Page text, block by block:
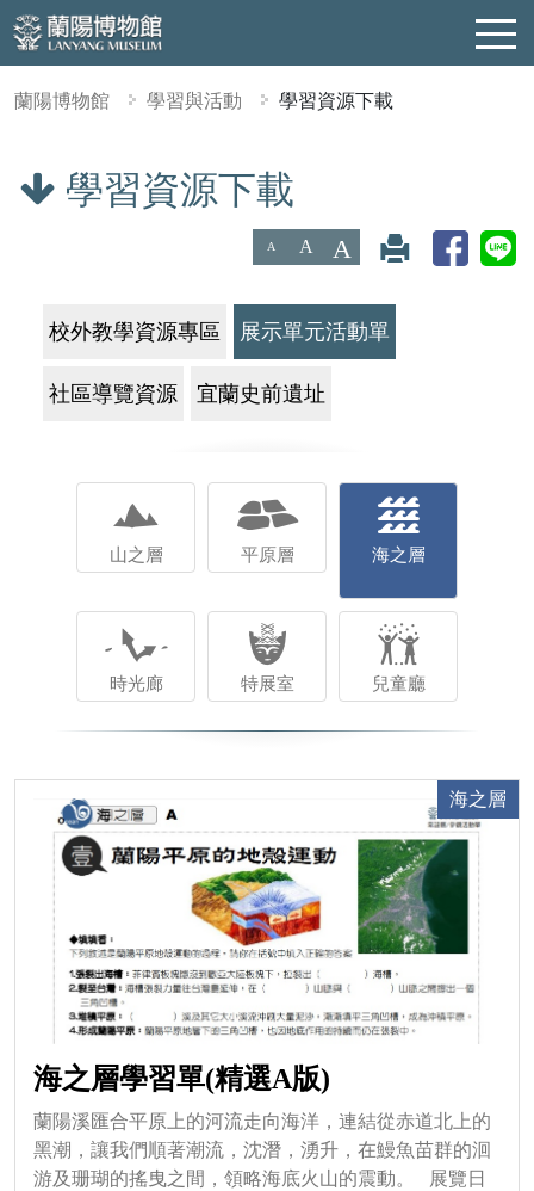
蘭陽博物館 學習與活動 學習資源下載
學習資源下載
A A A
校外教學資源專區 展示單元活動單
社區導覽資源 宜蘭史前遺址
山之層 平原層 海之層
時光廊 特展室 兒童廳
海之層
海之層學習單(精選A版)
蘭陽溪匯合平原上的河流走向海洋，連結從赤道北上的
黑潮，讓我們順著潮流，沈潛，湧升，在鰻魚苗群的洄
游及珊瑚的搖曳之間，領略海底火山的震動。 展覽日